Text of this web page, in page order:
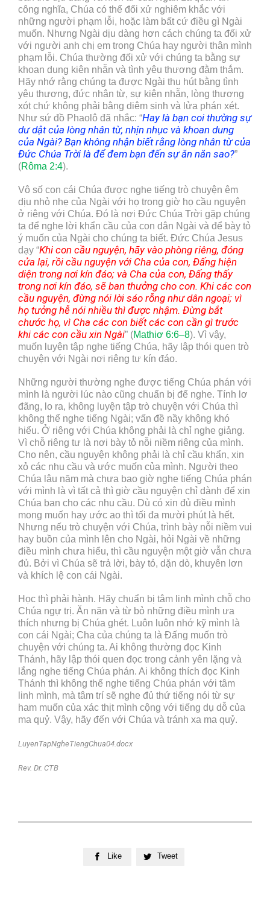
công nghĩa, Chúa có thể đối xử nghiêm khắc với
những người phạm lỗi, hoặc làm bất cứ điều gì Ngài
muốn. Nhưng Ngài dịu dàng hơn cách chúng ta đối xử
với người anh chị em trong Chúa hay người thân mình
phạm lỗi. Chúa thường đối xử với chúng ta bằng sự
khoan dung kiên nhẫn và tình yêu thương đằm thắm.
Hãy nhớ rằng chúng ta được Ngài thu hút bằng tình
yêu thương, đức nhân từ, sự kiên nhẫn, lòng thương
xót chứ không phải bằng diêm sinh và lửa phán xét.
Như sứ đồ Phaolô đã nhắc: “Hay là bạn coi thường sự
dư dật của lòng nhân từ, nhịn nhục và khoan dung
của Ngài? Bạn không nhận biết rằng lòng nhân từ của
Đức Chúa Trời là để đem bạn đến sự ăn năn sao?”
(Rôma 2:4).
Vô số con cái Chúa được nghe tiếng trò chuyện êm
dịu nhỏ nhẹ của Ngài với họ trong giờ họ cầu nguyện
ở riêng với Chúa. Đó là nơi Đức Chúa Trời gặp chúng
ta để nghe lời khẩn cầu của con dân Ngài và để bày tỏ
ý muốn của Ngài cho chúng ta biết. Đức Chúa Jesus
dạy “Khi con cầu nguyện, hãy vào phòng riêng, đóng
cửa lại, rồi cầu nguyện với Cha của con, Đấng hiện
diện trong nơi kín đáo; và Cha của con, Đấng thấy
trong nơi kín đáo, sẽ ban thưởng cho con. Khi các con
cầu nguyện, đừng nói lời sáo rỗng như dân ngoại; vì
họ tưởng hễ nói nhiều thì được nhậm. Đừng bắt
chước họ, vì Cha các con biết các con cần gì trước
khi các con cầu xin Ngài” (Mathiơ 6:6–8). Vì vậy,
muốn luyện tập nghe tiếng Chúa, hãy lập thói quen trò
chuyện với Ngài nơi riêng tư kín đáo.
Những người thường nghe được tiếng Chúa phán với
mình là người lúc nào cũng chuẩn bị để nghe. Tính lơ
đãng, lo ra, không luyện tập trò chuyện với Chúa thì
không thể nghe tiếng Ngài; vấn đề nầy không khó
hiểu. Ở riêng với Chúa không phải là chỉ nghe giảng.
Vì chỗ riêng tư là nơi bày tỏ nỗi niềm riêng của mình.
Cho nên, cầu nguyện không phải là chỉ cầu khẩn, xin
xỏ các nhu cầu và ước muốn của mình. Người theo
Chúa lâu năm mà chưa bao giờ nghe tiếng Chúa phán
với mình là vì tất cả thì giờ cầu nguyện chỉ dành để xin
Chúa ban cho các nhu cầu. Dù có xin đủ điều mình
mong muốn hay ước ao thì tối đa mười phút là hết.
Nhưng nếu trò chuyện với Chúa, trình bày nỗi niềm vui
hay buồn của mình lên cho Ngài, hỏi Ngài về những
điều mình chưa hiểu, thì cầu nguyện một giờ vẫn chưa
đủ. Bởi vì Chúa sẽ trả lời, bày tỏ, dặn dò, khuyên lơn
và khích lệ con cái Ngài.
Học thì phải hành. Hãy chuẩn bị tâm linh mình chỗ cho
Chúa ngự trị. Ăn năn và từ bỏ những điều mình ưa
thích nhưng bị Chúa ghét. Luôn luôn nhớ kỹ mình là
con cái Ngài; Cha của chúng ta là Đấng muốn trò
chuyện với chúng ta. Ai không thường đọc Kinh
Thánh, hãy lập thói quen đọc trong cảnh yên lặng và
lắng nghe tiếng Chúa phán. Ai không thích đọc Kinh
Thánh thì không thể nghe tiếng Chúa phán với tâm
linh mình, mà tâm trí sẽ nghe đủ thứ tiếng nói từ sự
ham muốn của xác thịt mình cộng với tiếng dụ dỗ của
ma quỷ. Vậy, hãy đến với Chúa và tránh xa ma quỷ.
LuyenTapNgheTiengChua04.docx
Rev. Dr. CTB
 Like  Tweet